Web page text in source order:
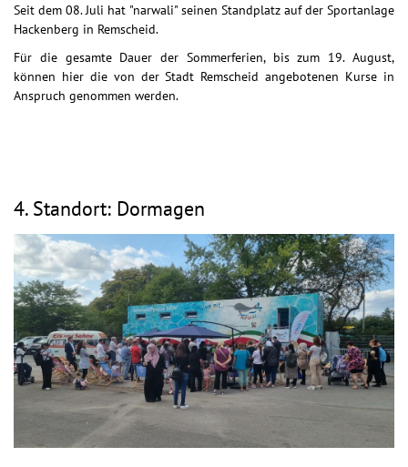
Seit dem 08. Juli hat "narwali" seinen Standplatz auf der Sportanlage
Hackenberg in Remscheid.
Für die gesamte Dauer der Sommerferien, bis zum 19. August,
können hier die von der Stadt Remscheid angebotenen Kurse in
Anspruch genommen werden.
4. Standort: Dormagen